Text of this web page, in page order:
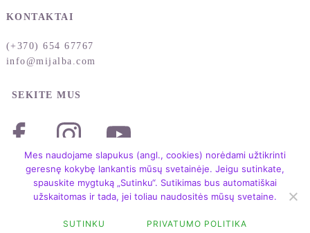
KONTAKTAI
(+370) 654 67767
info@mijalba.com
SEKITE MUS
Copyright © 2004 – 2026 /
Mes naudojame slapukus (angl., cookies) norėdami užtikrinti
geresnę kokybę lankantis mūsų svetainėje. Jeigu sutinkate,
spauskite mygtuką „Sutinku“. Sutikimas bus automatiškai
užskaitomas ir tada, jei toliau naudositės mūsų svetaine.
SUTINKU PRIVATUMO POLITIKA